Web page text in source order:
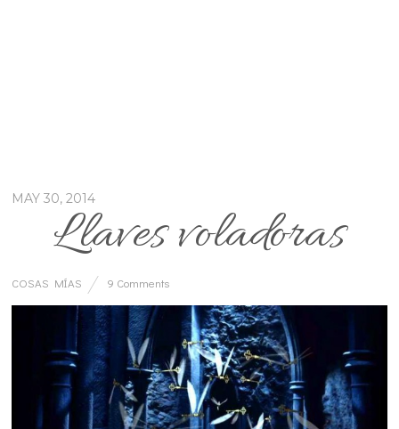
MAY 30, 2014
Llaves voladoras
COSAS MÍAS 9 Comments